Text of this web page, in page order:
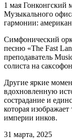
1 мая Гонконгский
Музыкального
гармонии:
Симфонический
песню «The Fast
преподаватель
солиста на
Другие яркие
вдохновленную
сострадание и
которая
империи инков.
31 марта, 2025